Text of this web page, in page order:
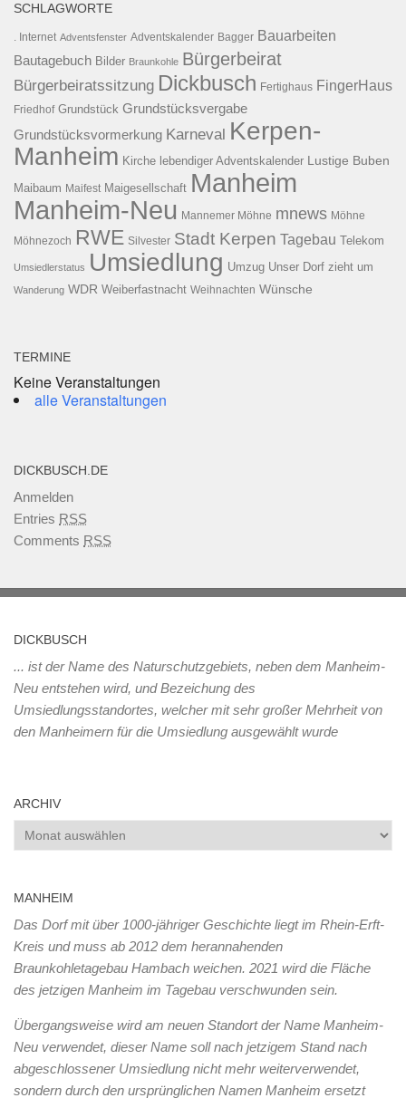
SCHLAGWORTE
. Internet Adventsfenster Adventskalender Bagger Bauarbeiten
Bautagebuch Bilder Braunkohle Bürgerbeirat
Bürgerbeiratssitzung Dickbusch Fertighaus FingerHaus
Friedhof Grundstück Grundstücksvergabe
Grundstücksvormerkung Karneval Kerpen-
Manheim Kirche lebendiger Adventskalender Lustige Buben
Maibaum Maifest Maigesellschaft Manheim
Manheim-Neu Mannemer Möhne mnews Möhne
Möhnezoch RWE Silvester Stadt Kerpen Tagebau Telekom
Umsiedlerstatus Umsiedlung Umzug Unser Dorf zieht um
Wanderung WDR Weiberfastnacht Weihnachten Wünsche
TERMINE
Keine Veranstaltungen
alle Veranstaltungen
DICKBUSCH.DE
Anmelden
Entries RSS
Comments RSS
DICKBUSCH
... ist der Name des Naturschutzgebiets, neben dem Manheim-
Neu entstehen wird, und Bezeichung des
Umsiedlungsstandortes, welcher mit sehr großer Mehrheit von
den Manheimern für die Umsiedlung ausgewählt wurde
ARCHIV
Archiv
MANHEIM
Das Dorf mit über 1000-jähriger Geschichte liegt im Rhein-Erft-
Kreis und muss ab 2012 dem herannahenden
Braunkohletagebau Hambach weichen. 2021 wird die Fläche
des jetzigen Manheim im Tagebau verschwunden sein.
Übergangsweise wird am neuen Standort der Name Manheim-
Neu verwendet, dieser Name soll nach jetzigem Stand nach
abgeschlossener Umsiedlung nicht mehr weiterverwendet,
sondern durch den ursprünglichen Namen Manheim ersetzt